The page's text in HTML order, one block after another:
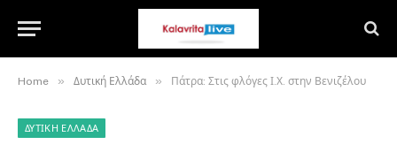
Home » Δυτική Ελλάδα » Πάτρα: Στις φλόγες Ι.Χ. στην Βενιζέλου
ΔΥΤΙΚΉ ΕΛΛΆΔΑ